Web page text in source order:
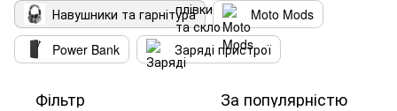
Навушники та гарнітура
Moto Mods
Power Bank
Заряді пристрої
Фільтр За популярністю